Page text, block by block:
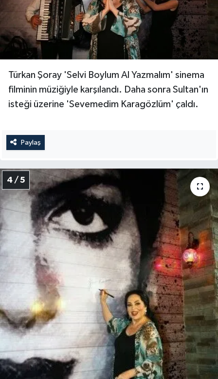
Türkan Şoray 'Selvi Boylum Al Yazmalım' sinema
filminin müziğiyle karşılandı. Daha sonra Sultan'ın
isteği üzerine 'Sevemedim Karagözlüm' çaldı.
Paylaş
4 / 5